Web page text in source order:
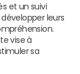
et un suivi
leurs
vise à
sa